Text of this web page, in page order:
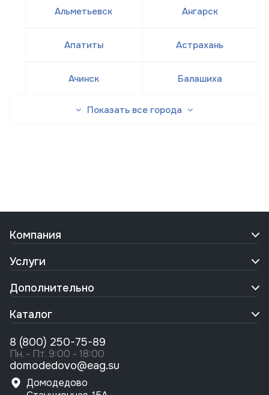
Альметьевск Ангарск
Апатиты Астрахань
Ачинск Балашиха
Показать все города
Компания
Услуги
Дополнительно
Каталог
8 (800) 250-75-89
Пн. - Пт. 9:00 - 18:00
domodedovo@eag.su
Домодедово